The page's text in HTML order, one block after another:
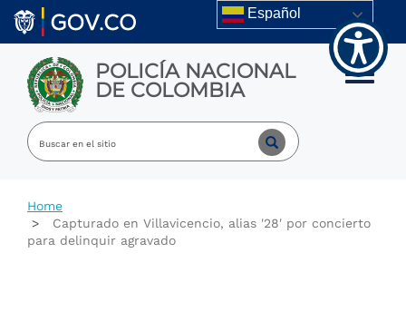
Welcome
All
Accessibility
screen
reader.
Accessibility
Skip to main content Español
POLICÍA NACIONAL
DE COLOMBIA Toggle
Home
Capturado en Villavicencio, alias '28' por concierto
para delinquir agravado